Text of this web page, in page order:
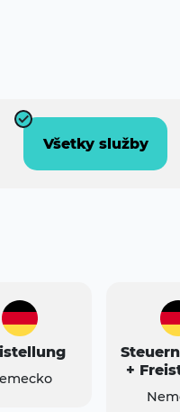
Všetky služby
+